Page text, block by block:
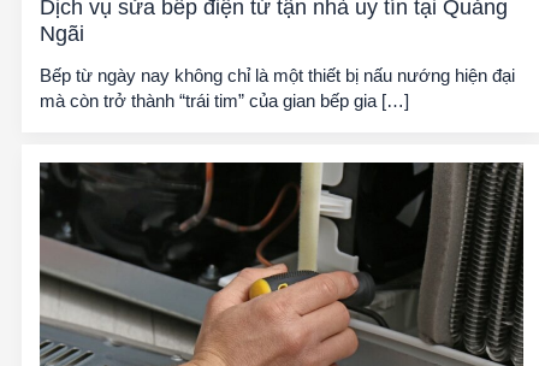
Dịch vụ sửa bếp điện từ tận nhà uy tín tại Quảng
Ngãi
Bếp từ ngày nay không chỉ là một thiết bị nấu nướng hiện đại
mà còn trở thành “trái tim” của gian bếp gia […]